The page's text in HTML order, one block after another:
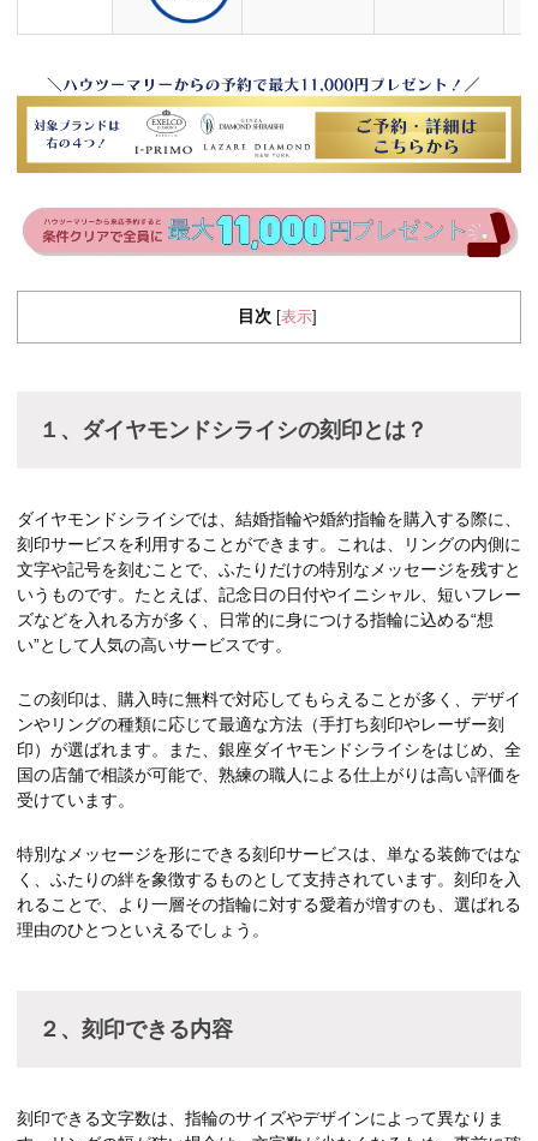
目次 [表示]
１、ダイヤモンドシライシの刻印とは？
ダイヤモンドシライシでは、結婚指輪や婚約指輪を購入する際に、
刻印サービスを利用することができます。これは、リングの内側に
文字や記号を刻むことで、ふたりだけの特別なメッセージを残すと
いうものです。たとえば、記念日の日付やイニシャル、短いフレー
ズなどを入れる方が多く、日常的に身につける指輪に込める“想
い”として人気の高いサービスです。
この刻印は、購入時に無料で対応してもらえることが多く、デザイ
ンやリングの種類に応じて最適な方法（手打ち刻印やレーザー刻
印）が選ばれます。また、銀座ダイヤモンドシライシをはじめ、全
国の店舗で相談が可能で、熟練の職人による仕上がりは高い評価を
受けています。
特別なメッセージを形にできる刻印サービスは、単なる装飾ではな
く、ふたりの絆を象徴するものとして支持されています。刻印を入
れることで、より一層その指輪に対する愛着が増すのも、選ばれる
理由のひとつといえるでしょう。
２、刻印できる内容
刻印できる文字数は、指輪のサイズやデザインによって異なりま